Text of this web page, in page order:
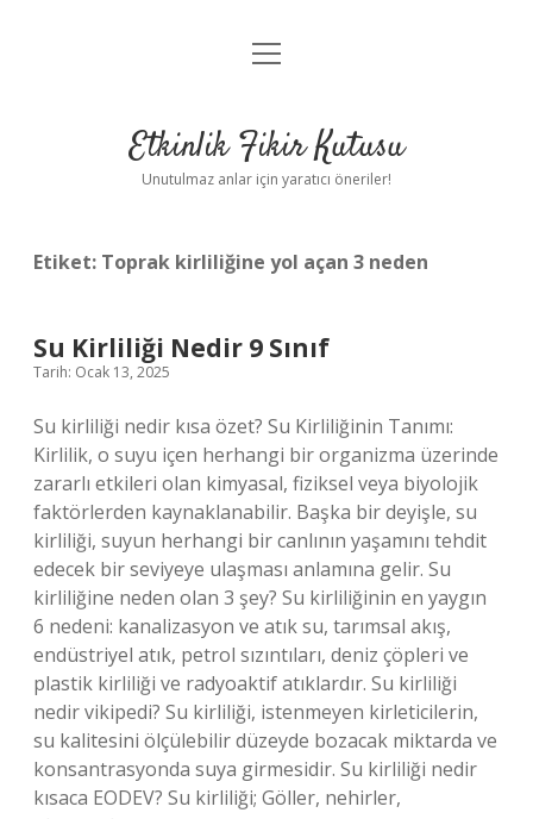
Anasayfa
Yasal Uyarı
menüyü
Etkinlik Fikir Kutusu
Unutulmaz anlar için yaratıcı öneriler!
Etiket: Toprak kirliliğine yol açan 3 neden
Su Kirliliği Nedir 9 Sınıf
Tarih: Ocak 13, 2025
Su kirliliği nedir kısa özet? Su Kirliliğinin Tanımı:
Kirlilik, o suyu içen herhangi bir organizma üzerinde
zararlı etkileri olan kimyasal, fiziksel veya biyolojik
faktörlerden kaynaklanabilir. Başka bir deyişle, su
kirliliği, suyun herhangi bir canlının yaşamını tehdit
edecek bir seviyeye ulaşması anlamına gelir. Su
kirliliğine neden olan 3 şey? Su kirliliğinin en yaygın
6 nedeni: kanalizasyon ve atık su, tarımsal akış,
endüstriyel atık, petrol sızıntıları, deniz çöpleri ve
plastik kirliliği ve radyoaktif atıklardır. Su kirliliği
nedir vikipedi? Su kirliliği, istenmeyen kirleticilerin,
su kalitesini ölçülebilir düzeyde bozacak miktarda ve
konsantrasyonda suya girmesidir. Su kirliliği nedir
kısaca EODEV? Su kirliliği; Göller, nehirler,